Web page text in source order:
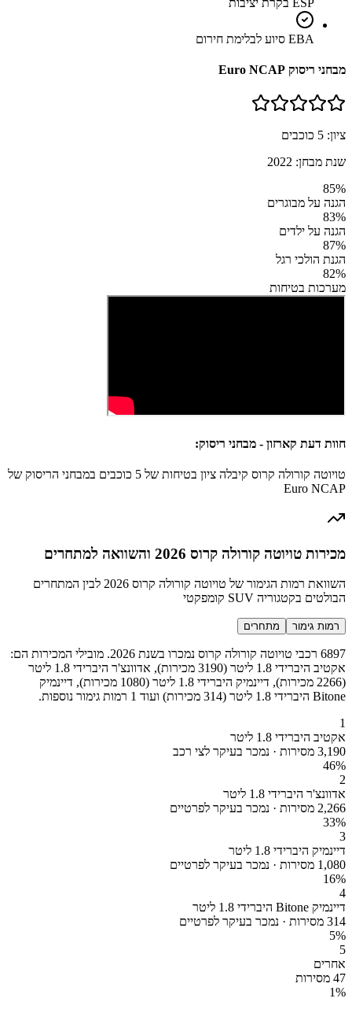
EBA סיוע לבלימת חירום
מבחני ריסוק Euro NCAP
ציון: 5 כוכבים
שנת מבחן: 2022
85%
הגנה על מבוגרים
83%
הגנה על ילדים
87%
הגנת הולכי רגל
82%
מערכות בטיחות
חוות דעת קארזון - מבחני ריסוק:
טויוטה קורולה קרוס קיבלה ציון בטיחות של 5 כוכבים במבחני הריסוק של
Euro NCAP
מכירות טויוטה קורולה קרוס 2026 והשוואה למתחרים
השוואת רמות הגימור של טויוטה קורולה קרוס 2026 לבין המתחרים
הבולטים בקטגוריה SUV קומפקטי
רמות גימור מתחרים
6897 רכבי טויוטה קורולה קרוס נמכרו בשנת 2026. מובילי המכירות הם:
אקטיב היברידי 1.8 ליטר (3190 מכירות), אדוונצ'ר היברידי 1.8 ליטר
(2266 מכירות), דיינמיק היברידי 1.8 ליטר (1080 מכירות), דיינמיק
Bitone היברידי 1.8 ליטר (314 מכירות) ועוד 1 רמות גימור נוספות.
1
אקטיב היברידי 1.8 ליטר
3,190 מסירות · נמכר בעיקר לצי רכב
46%
2
אדוונצ'ר היברידי 1.8 ליטר
2,266 מסירות · נמכר בעיקר לפרטיים
33%
3
דיינמיק היברידי 1.8 ליטר
1,080 מסירות · נמכר בעיקר לפרטיים
16%
4
דיינמיק Bitone היברידי 1.8 ליטר
314 מסירות · נמכר בעיקר לפרטיים
5%
5
אחרים
47 מסירות
1%